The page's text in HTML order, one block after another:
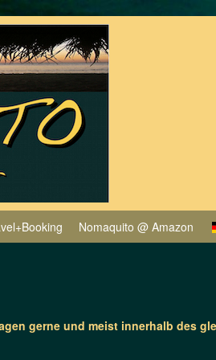
Nomaquito @ Amazon
gerne und meist innerhalb des